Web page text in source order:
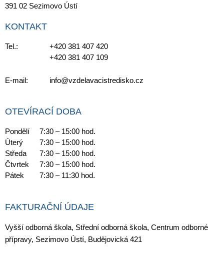
391 02 Sezimovo Ústí
KONTAKT
Tel.:
+420 381 407 420
+420 381 407 109
E-mail: info@vzdelavacistredisko.cz
OTEVÍRACÍ DOBA
Pondělí
7:30 – 15:00 hod.
Úterý
7:30 – 15:00 hod.
Středa
7:30 – 15:00 hod.
Čtvrtek
7:30 – 15:00 hod.
Pátek
7:30 – 11:30 hod.
FAKTURAČNÍ ÚDAJE
Vyšší odborná škola, Střední odborná škola, Centrum odborné
přípravy, Sezimovo Ústí, Budějovická 421